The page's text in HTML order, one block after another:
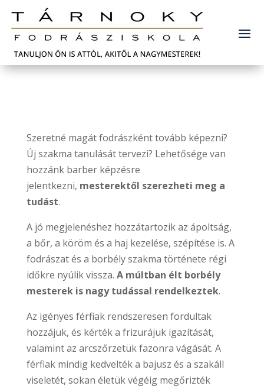
Szeretné magát fodrászként tovább képezni?
Új szakma tanulását tervezi? Lehetősége van
hozzánk barber képzésre
jelentkezni, mesterektől szerezheti meg a
tudást.
A jó megjelenéshez hozzátartozik az ápoltság,
a bőr, a köröm és a haj kezelése, szépítése is. A
fodrászat és a borbély szakma története régi
időkre nyúlik vissza. A múltban élt borbély
mesterek is nagy tudással rendelkeztek.
Az igényes férfiak rendszeresen fordultak
hozzájuk, és kérték a frizurájuk igazítását,
valamint az arcszőrzetük fazonra vágását. A
férfiak mindig kedvelték a bajusz és a szakáll
viseletét, sokan életük végéig megőrizték